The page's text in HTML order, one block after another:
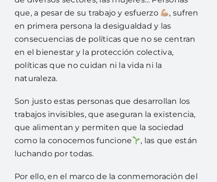
que, a pesar de su trabajo y esfuerzo
, sufren
en primera persona la desigualdad y las
consecuencias de políticas que no se centran
en el bienestar y la protección colectiva,
políticas que no cuidan ni la vida ni la
naturaleza.
Son justo estas personas que desarrollan los
trabajos invisibles, que aseguran la existencia,
que alimentan y permiten que la sociedad
como la conocemos funcione
, las que están
luchando por todas.
Por ello, en el marco de la conmemoración del